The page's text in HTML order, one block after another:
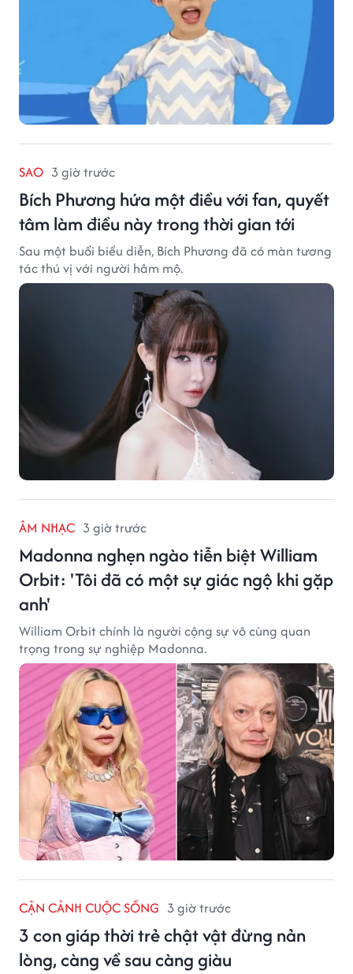
SAO 3 giờ trước
Bích Phương hứa một điều với fan, quyết
tâm làm điều này trong thời gian tới
Sau một buổi biểu diễn, Bích Phương đã có màn tương
tác thú vị với người hâm mộ.
ÂM NHẠC 3 giờ trước
Madonna nghẹn ngào tiễn biệt William
Orbit: 'Tôi đã có một sự giác ngộ khi gặp
anh'
William Orbit chính là người cộng sự vô cùng quan
trọng trong sự nghiệp Madonna.
CẬN CẢNH CUỘC SỐNG 3 giờ trước
3 con giáp thời trẻ chật vật đừng nản
lòng, càng về sau càng giàu